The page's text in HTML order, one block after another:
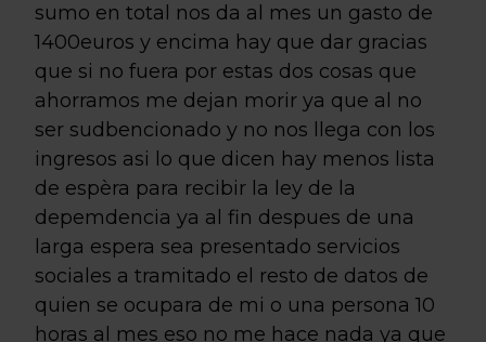
sumo en total nos da al mes un gasto de
1400euros y encima hay que dar gracias
que si no fuera por estas dos cosas que
ahorramos me dejan morir ya que al no
ser sudbencionado y no nos llega con los
ingresos asi lo que dicen hay menos lista
de espèra para recibir la ley de la
depemdencia ya al fin despues de una
larga espera sea presentado servicios
sociales a tramitado el resto de datos de
quien se ocupara de mi o una persona 10
horas al mes eso no me hace nada ya que